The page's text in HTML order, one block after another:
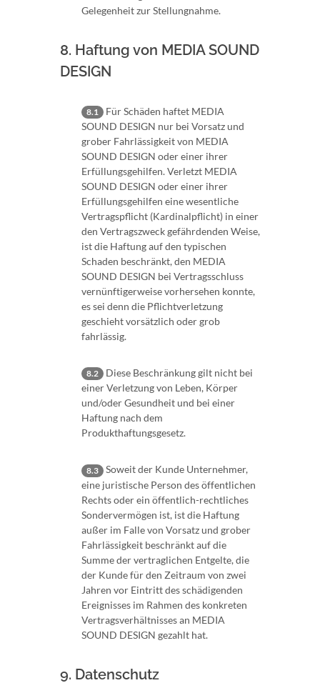
Gelegenheit zur Stellungnahme.
8. Haftung von MEDIA SOUND
DESIGN
8.1
Für Schäden haftet MEDIA
SOUND DESIGN nur bei Vorsatz und
grober Fahrlässigkeit von MEDIA
SOUND DESIGN oder einer ihrer
Erfüllungsgehilfen. Verletzt MEDIA
SOUND DESIGN oder einer ihrer
Erfüllungsgehilfen eine wesentliche
Vertragspflicht (Kardinalpflicht) in einer
den Vertragszweck gefährdenden Weise,
ist die Haftung auf den typischen
Schaden beschränkt, den MEDIA
SOUND DESIGN bei Vertragsschluss
vernünftigerweise vorhersehen konnte,
es sei denn die Pflichtverletzung
geschieht vorsätzlich oder grob
fahrlässig.
8.2
Diese Beschränkung gilt nicht bei
einer Verletzung von Leben, Körper
und/oder Gesundheit und bei einer
Haftung nach dem
Produkthaftungsgesetz.
8.3
Soweit der Kunde Unternehmer,
eine juristische Person des öffentlichen
Rechts oder ein öffentlich-rechtliches
Sondervermögen ist, ist die Haftung
außer im Falle von Vorsatz und grober
Fahrlässigkeit beschränkt auf die
Summe der vertraglichen Entgelte, die
der Kunde für den Zeitraum von zwei
Jahren vor Eintritt des schädigenden
Ereignisses im Rahmen des konkreten
Vertragsverhältnisses an MEDIA
SOUND DESIGN gezahlt hat.
9. Datenschutz